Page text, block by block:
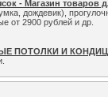
дождевик),
от 2900 рублей и др.
проведет